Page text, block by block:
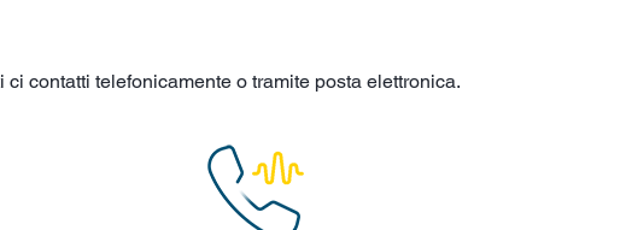
contatti telefonicamente o tramite posta elettronica.